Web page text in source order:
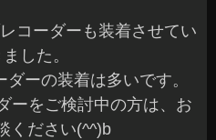
コーダーも装着させてい
した。
ーの装着は多いです。
ーをご検討中の方は、お
ください(^^)b